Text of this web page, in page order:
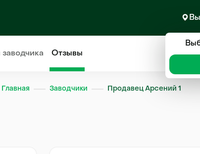
заводчика Отзывы
Главная Заводчики Продавец Арсений 1